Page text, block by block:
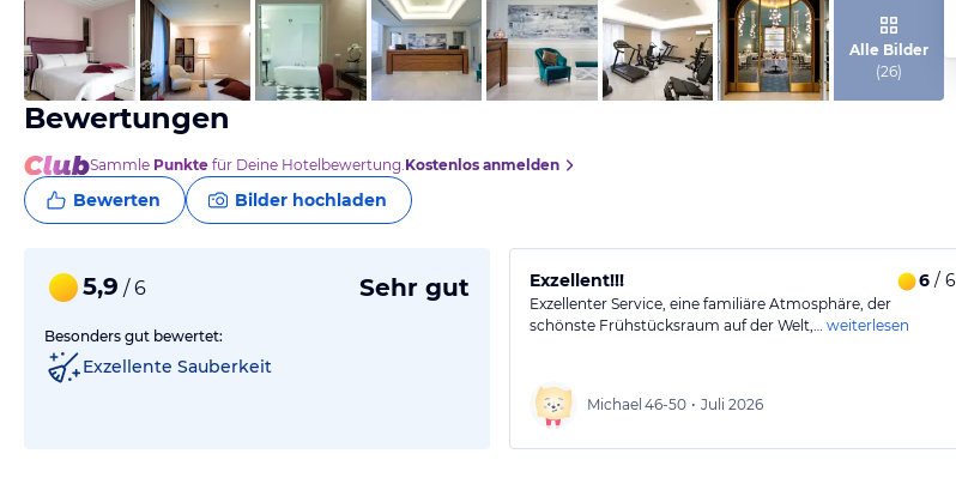
von Expedia von Expedia
Alle Bilder
(26)
Bewertungen
Sammle Punkte für Deine Hotelbewertung.Kostenlos anmelden
Bewerten Bilder hochladen
5,9 / 6 Sehr gut
Besonders gut bewertet:
Exzellente Sauberkeit
Exzellent!!! 6/ 6
Exzellenter Service, eine familiäre Atmosphäre, der
schönste Frühstücksraum auf der Welt,… weiterlesen
Michael 46-50 • Juli 2026